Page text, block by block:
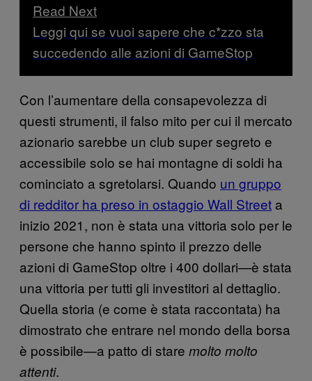
Read Next
Leggi qui se vuoi sapere che c*zzo sta
succedendo alle azioni di GameStop
Con l’aumentare della consapevolezza di
questi strumenti, il falso mito per cui il mercato
azionario sarebbe un club super segreto e
accessibile solo se hai montagne di soldi ha
cominciato a sgretolarsi. Quando un gruppo
di redditor ha preso in ostaggio Wall Street a
inizio 2021, non è stata una vittoria solo per le
persone che hanno spinto il prezzo delle
azioni di GameStop oltre i 400 dollari—è stata
una vittoria per tutti gli investitori al dettaglio.
Quella storia (e come è stata raccontata) ha
dimostrato che entrare nel mondo della borsa
è possibile—a patto di stare molto molto
attenti.